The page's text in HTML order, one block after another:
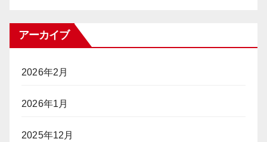
アーカイブ
2026年2月
2026年1月
2025年12月